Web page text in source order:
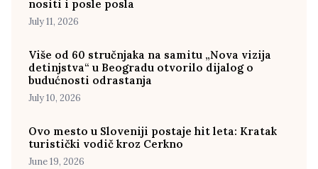
nositi i posle posla
July 11, 2026
Više od 60 stručnjaka na samitu „Nova vizija
detinjstva“ u Beogradu otvorilo dijalog o
budućnosti odrastanja
July 10, 2026
Ovo mesto u Sloveniji postaje hit leta: Kratak
turistički vodič kroz Cerkno
June 19, 2026